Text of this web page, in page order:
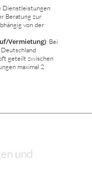
Dienstleistungen
Beratung zur
von der
Vermietung): Bei
geteilt zwischen
maximal 2
und